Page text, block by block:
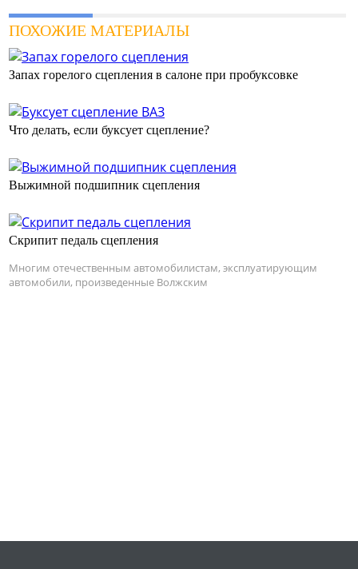
ПОХОЖИЕ МАТЕРИАЛЫ
Запах горелого сцепления в салоне при пробуксовке
Что делать, если буксует сцепление?
Выжимной подшипник сцепления
Скрипит педаль сцепления
Многим отечественным автомобилистам, эксплуатирующим
автомобили, произведенные Волжским